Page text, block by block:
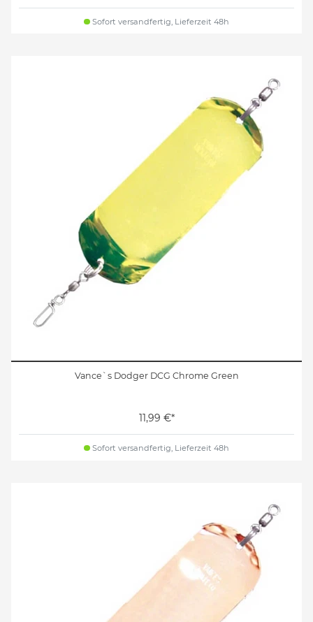
Sofort versandfertig, Lieferzeit 48h
Vance`s Dodger DCG Chrome Green
11,99 €*
Sofort versandfertig, Lieferzeit 48h